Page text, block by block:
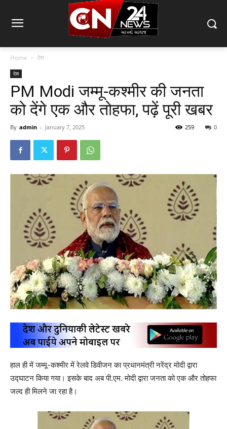
Home देश
देश
PM Modi जम्मू-कश्मीर की जनता
को देंगे एक और तोहफा, पढ़ें पूरी खबर
By admin - January 7, 2025 0
259
हाल ही में जम्मू-कश्मीर में रेलवे डिवीजन का प्रधानमंत्री नरेंद्र मोदी द्वारा
उद्घाटन किया गया। इसके बाद अब पी.एम. मोदी द्वारा जनता को एक और तोहफा
जल्द ही मिलने जा रहा है।